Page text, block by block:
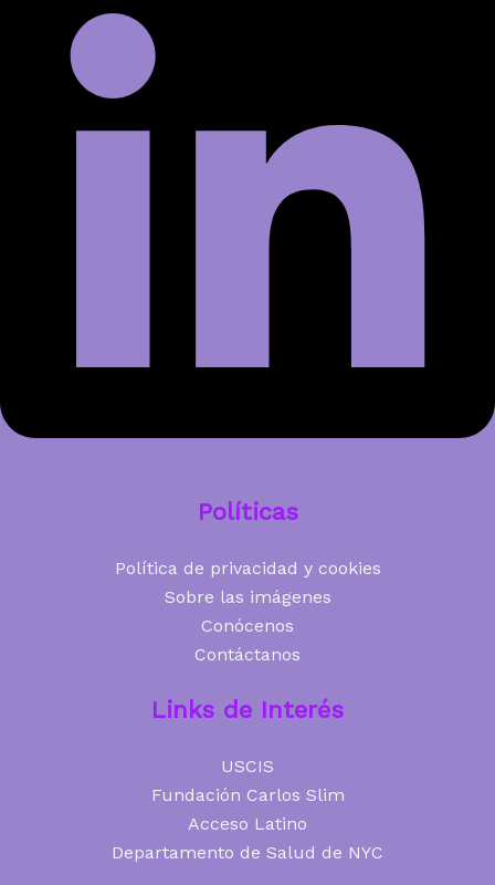
Políticas
Política de privacidad y cookies
Sobre las imágenes
Conócenos
Contáctanos
Links de Interés
USCIS
Fundación Carlos Slim
Acceso Latino
Departamento de Salud de NYC